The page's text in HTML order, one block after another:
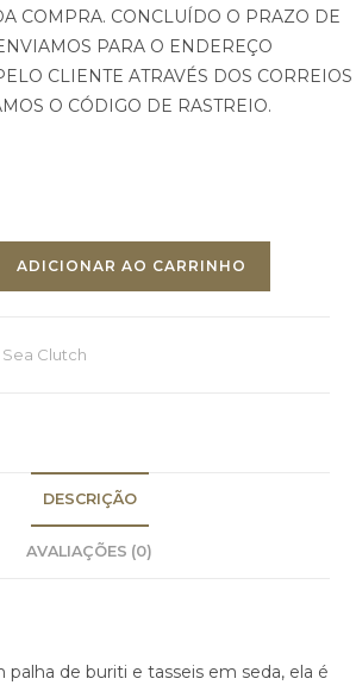
COMPRA. CONCLUÍDO O PRAZO DE
PARA O ENDEREÇO
CLIENTE ATRAVÉS DOS CORREIOS
O CÓDIGO DE RASTREIO.
ADICIONAR AO CARRINHO
Sea Clutch
DESCRIÇÃO
AVALIAÇÕES (0)
palha de buriti e tasseis em seda, ela é